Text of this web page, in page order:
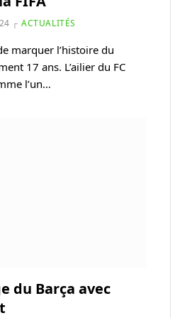
ACTUALITÉS
marquer l’histoire du
17 ans. L’ailier du FC
l’un…
du Barça avec